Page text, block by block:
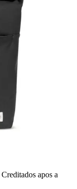
Creditados apos a